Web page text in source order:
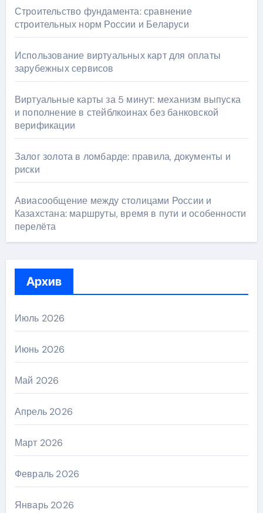
Строительство фундамента: сравнение
строительных норм России и Беларуси
Использование виртуальных карт для оплаты
зарубежных сервисов
Виртуальные карты за 5 минут: механизм выпуска
и пополнение в стейблкоинах без банковской
верификации
Залог золота в ломбарде: правила, документы и
риски
Авиасообщение между столицами России и
Казахстана: маршруты, время в пути и особенности
перелёта
Архив
Июль 2026
Июнь 2026
Май 2026
Апрель 2026
Март 2026
Февраль 2026
Январь 2026